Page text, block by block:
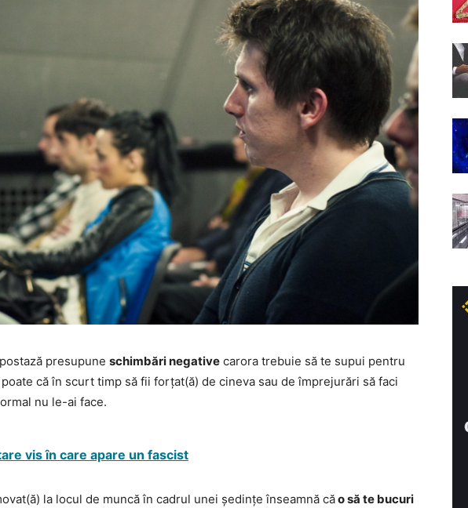
presupune schimbări negative carora trebuie să te supui pentru
că în scurt timp să fii forțat(ă) de cineva sau de împrejurări să faci
nu le-ai face.
vis în care apare un fascist
la locul de muncă în cadrul unei ședințe înseamnă căo să te bucuri